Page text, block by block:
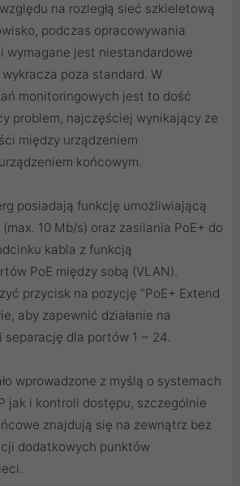
na rozległą sieć szkieletową
podczas opracowywania
wymagane jest niestandardowe
poza standard. W
monitoringowych jest to dość
problem, najczęściej wynikający ze
między urządzeniem
końcowym.
posiadają funkcję umożliwiającą
10 Mb/s) oraz zasilania PoE+ do
kabla z funkcją
PoE między sobą (VLAN).
przycisk na pozycję "PoE+ Extend
aby zapewnić działanie na
separację dla portów 1 ~ 24.
wprowadzone z myślą o systemach
jak i kontroli dostępu, szczególnie
znajdują się na zewnątrz bez
dodatkowych punktów